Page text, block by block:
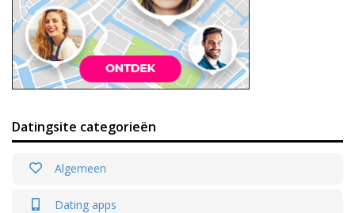
Datingsite categorieën
Algemeen
Dating apps